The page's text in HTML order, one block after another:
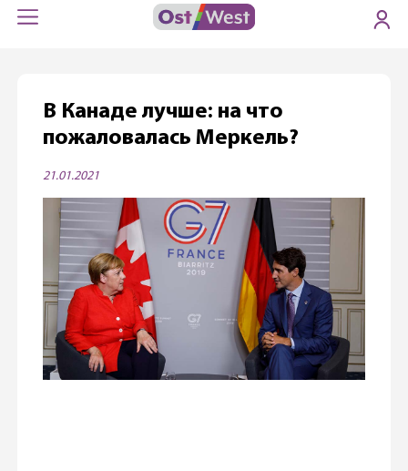
В Канаде лучше: на что
пожаловалась Меркель?
21.01.2021